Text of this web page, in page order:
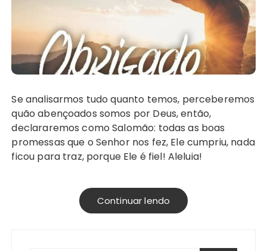
Se analisarmos tudo quanto temos, perceberemos
quão abençoados somos por Deus, então,
declararemos como Salomão: todas as boas
promessas que o Senhor nos fez, Ele cumpriu, nada
ficou para traz, porque Ele é fiel! Aleluia!
Continuar lendo